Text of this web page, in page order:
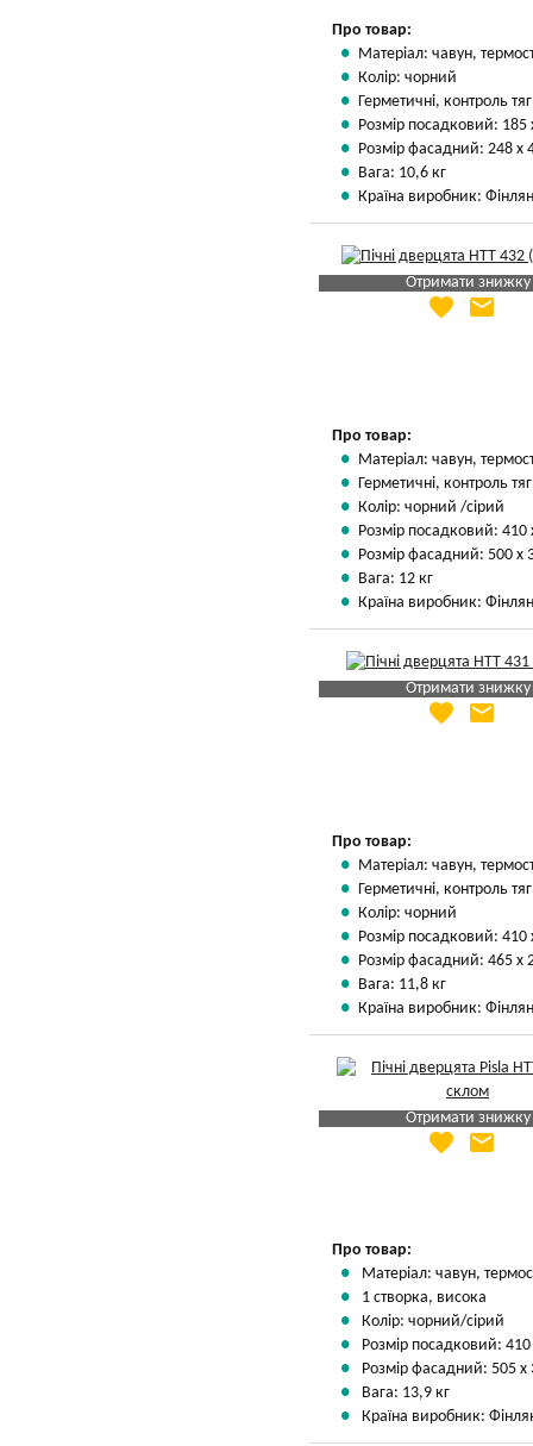
Про товар:
Матеріал: чавун,
Колір: чорний
Герметичні, контроль
Розмір посадковий:
Розмір фасадний: 248 х
Вага: 10,6 кг
Країна виробник:
Отримати знижку
Яка Ваша ціна
favorite email
Про товар:
Матеріал: чавун,
Герметичні, контроль
Колір: чорний /сірий
Розмір посадковий:
Розмір фасадний: 500 х
Вага: 12 кг
Країна виробник:
Отримати знижку
Яка Ваша ціна
favorite email
Про товар:
Матеріал: чавун,
Герметичні, контроль
Колір: чорний
Розмір посадковий:
Розмір фасадний: 465 х
Вага: 11,8 кг
Країна виробник:
Отримати знижку
Яка Ваша ціна
favorite email
Про товар:
Матеріал: чавун,
1 створка, висока
Колір: чорний/сірий
Розмір посадковий:
Розмір фасадний: 505
Вага: 13,9 кг
Країна виробник: